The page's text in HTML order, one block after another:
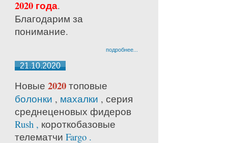
2020 года.
Благодарим за
понимание.
подробнее...
21.10.2020
Новые 2020 топовые
болонки , махалки , серия
среднеценовых фидеров
Rush , короткобазовые
телематчи Fargo .